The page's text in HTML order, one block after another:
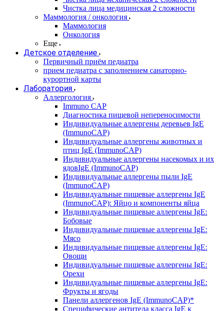
Чистка лица медицинская 2 сложности
Маммология / онкология
Маммология
Онкология
Еще
Детское отделение
Первичный приём педиатра
прием педиатра с заполнением санаторно-
курортной карты
Лаборатория
Аллергология
Immuno CAP
Диагностика пищевой непереносимости
Индивидуальные аллергены деревьев IgE
(ImmunoCAP)
Индивидуальные аллергены животных и
птиц IgE (ImmunoCAP)
Индивидуальные аллергены насекомых и их
ядовIgE (ImmunoCAP)
Индивидуальные аллергены пыли IgE
(ImmunoCAP)
Индивидуальные пищевые аллергены IgE
(ImmunoCAP): Яйцо и компоненты яйца
Индивидуальные пищевые аллергены IgE:
Бобовые
Индивидуальные пищевые аллергены IgE:
Мясо
Индивидуальные пищевые аллергены IgE:
Овощи
Индивидуальные пищевые аллергены IgE:
Орехи
Индивидуальные пищевые аллергены IgE:
Фрукты и ягоды
Панели аллергенов IgE (ImmunoCAP)*
Специфические антитела класса IgE к